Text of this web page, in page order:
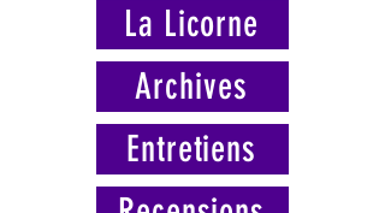
La Licorne
Archives
Entretiens